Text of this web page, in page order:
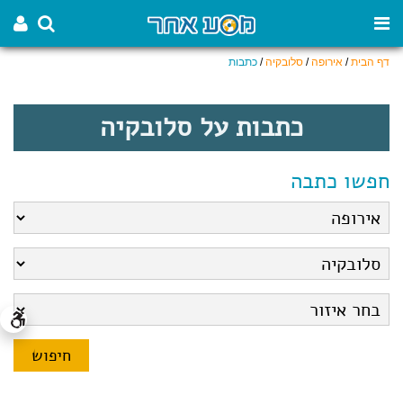
דף הבית/ אירופה/ סלובקיה/ כתבות
כתבות על סלובקיה
חפשו כתבה